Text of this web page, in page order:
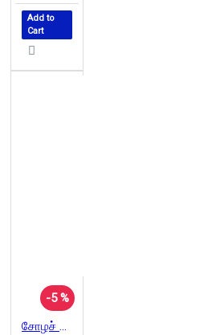
Add to
Cart
-5 %
சோழச் சூரியன் (பாகம் 1) சோழன் தலைகொண்ட வீரபாண்டியன்